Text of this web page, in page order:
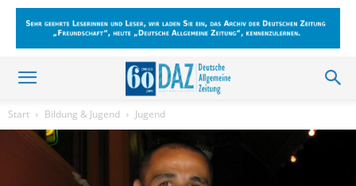
Start Bildung & Jugend Jugend